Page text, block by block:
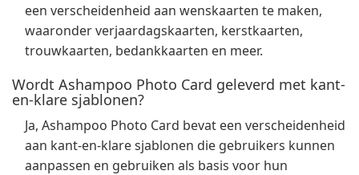
een verscheidenheid aan wenskaarten te maken,
waaronder verjaardagskaarten, kerstkaarten,
trouwkaarten, bedankkaarten en meer.
Wordt Ashampoo Photo Card geleverd met kant-
en-klare sjablonen?
Ja, Ashampoo Photo Card bevat een verscheidenheid
aan kant-en-klare sjablonen die gebruikers kunnen
aanpassen en gebruiken als basis voor hun